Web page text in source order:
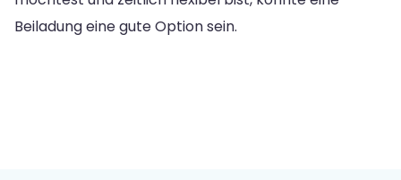
Beiladung eine gute Option sein.